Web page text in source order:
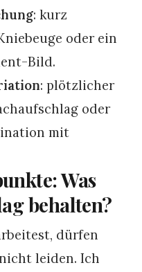
: kurz
oder ein
Bild.
: plötzlicher
oder
mit
Was
behalten?
dürfen
leiden. Ich